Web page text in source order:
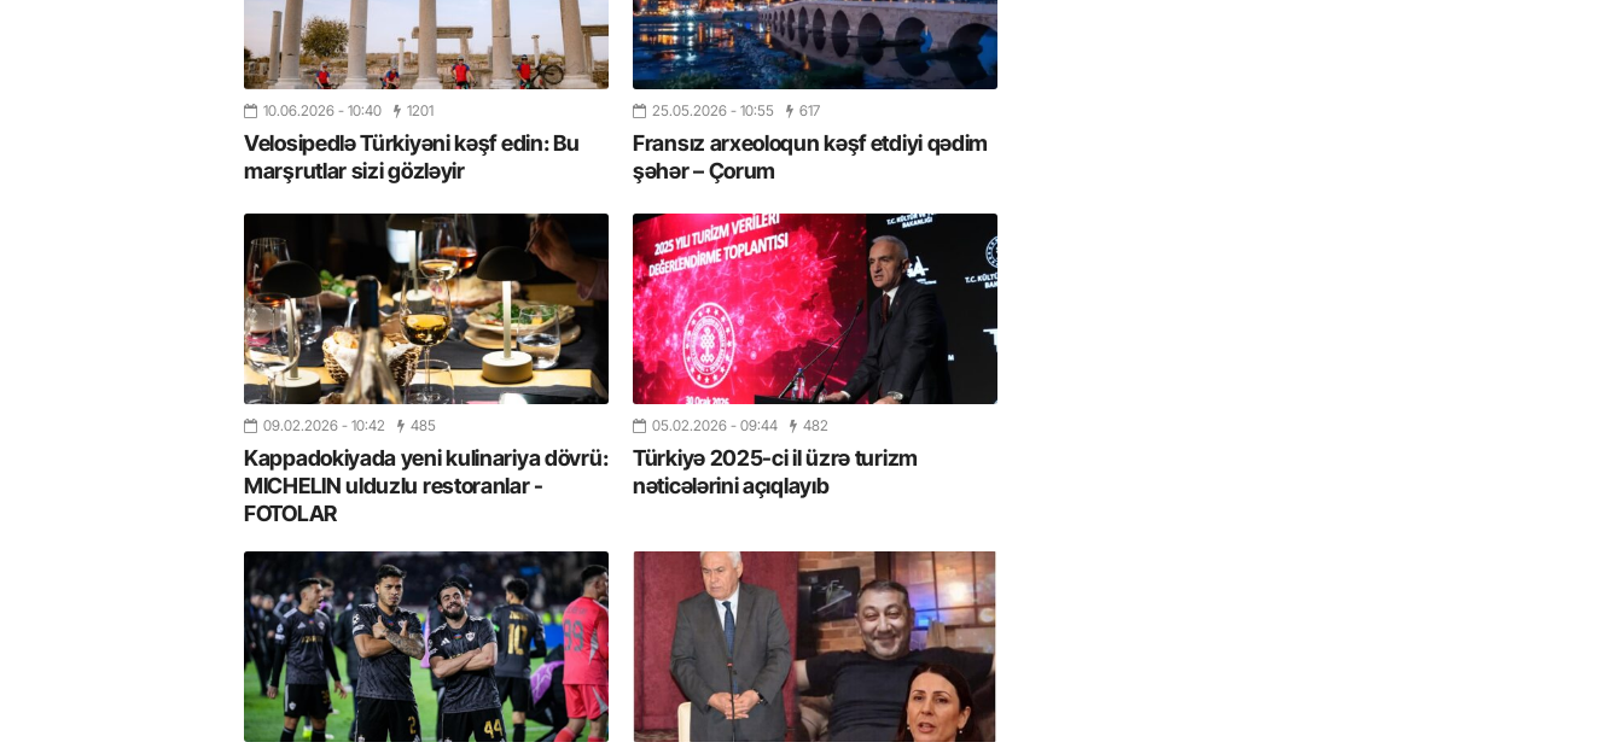
10.06.2026 - 10:40 1201
Velosipedlə Türkiyəni kəşf edin: Bu
marşrutlar sizi gözləyir
25.05.2026 - 10:55 617
Fransız arxeoloqun kəşf etdiyi qədim
şəhər – Çorum
09.02.2026 - 10:42 485
Kappadokiyada yeni kulinariya dövrü:
MICHELIN ulduzlu restoranlar -
FOTOLAR
05.02.2026 - 09:44 482
Türkiyə 2025-ci il üzrə turizm
nəticələrini açıqlayıb